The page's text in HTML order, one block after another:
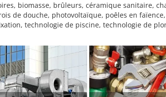
biomasse, brûleurs, céramique sanitaire,
de douche, photovoltaïque, poêles en
technologie de piscine, technologie de